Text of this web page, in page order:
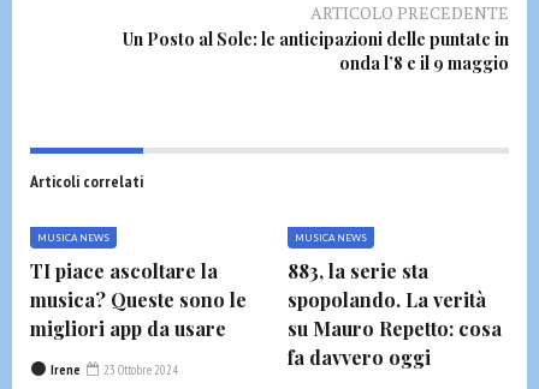
ARTICOLO PRECEDENTE
Un Posto al Sole: le anticipazioni delle puntate in
onda l’8 e il 9 maggio
Articoli correlati
MUSICA NEWS
TI piace ascoltare la
musica? Queste sono le
migliori app da usare
Irene 23 Ottobre 2024
MUSICA NEWS
883, la serie sta
spopolando. La verità
su Mauro Repetto: cosa
fa davvero oggi